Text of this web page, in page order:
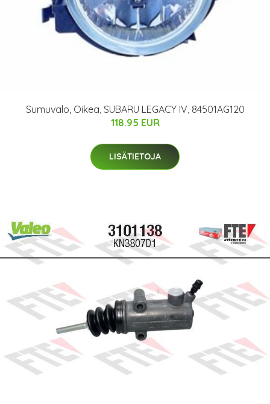
Sumuvalo, Oikea, SUBARU LEGACY IV, 84501AG120
118.95 EUR
LISÄTIETOJA